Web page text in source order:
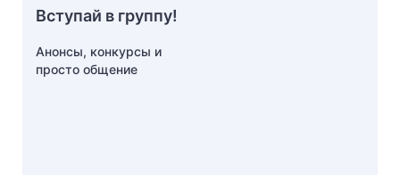
Вступай в группу!
Анонсы, конкурсы и
просто общение